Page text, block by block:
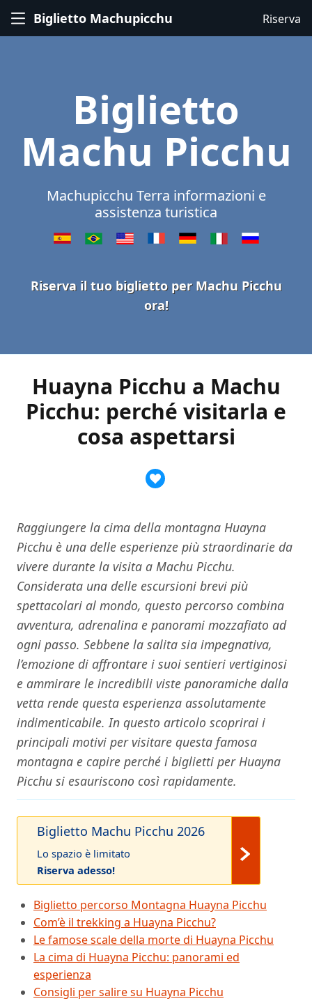
Biglietto Machupicchu Riserva
Biglietto
Machu Picchu
Machupicchu Terra informazioni e
assistenza turistica
Riserva il tuo biglietto per Machu Picchu
ora!
Huayna Picchu a Machu
Picchu: perché visitarla e
cosa aspettarsi
Raggiungere la cima della montagna Huayna
Picchu è una delle esperienze più straordinarie da
vivere durante la visita a Machu Picchu.
Considerata una delle escursioni brevi più
spettacolari al mondo, questo percorso combina
avventura, adrenalina e panorami mozzafiato ad
ogni passo. Sebbene la salita sia impegnativa,
l’emozione di affrontare i suoi sentieri vertiginosi
e ammirare le incredibili viste panoramiche dalla
vetta rende questa esperienza assolutamente
indimenticabile. In questo articolo scoprirai i
principali motivi per visitare questa famosa
montagna e capire perché i biglietti per Huayna
Picchu si esauriscono così rapidamente.
Biglietto Machu Picchu 2026
Lo spazio è limitato
Riserva adesso!
Biglietto percorso Montagna Huayna Picchu
Com’è il trekking a Huayna Picchu?
Le famose scale della morte di Huayna Picchu
La cima di Huayna Picchu: panorami ed
esperienza
Consigli per salire su Huayna Picchu